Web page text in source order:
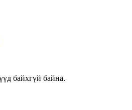
байхгүй байна.